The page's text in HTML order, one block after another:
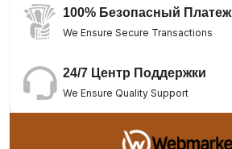
100% Безопасный Платеж
We Ensure Secure Transactions
24/7 Центр Поддержки
We Ensure Quality Support